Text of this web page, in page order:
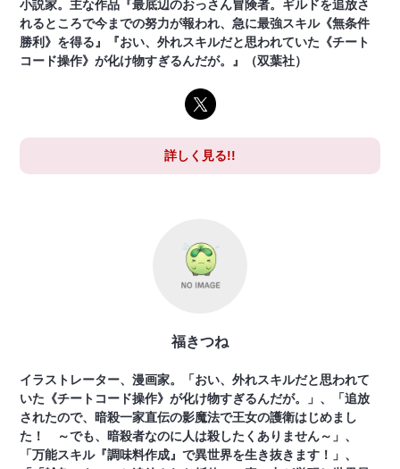
小説家。主な作品『最底辺のおっさん冒険者。ギルドを追放さ
れるところで今までの努力が報われ、急に最強スキル《無条件
勝利》を得る』『おい、外れスキルだと思われていた《チート
コード操作》が化け物すぎるんだが。』（双葉社）
詳しく見る!!
福きつね
イラストレーター、漫画家。「おい、外れスキルだと思われて
いた《チートコード操作》が化け物すぎるんだが。」、「追放
されたので、暗殺一家直伝の影魔法で王女の護衛はじめまし
た！ ～でも、暗殺者なのに人は殺したくありません～」、
「万能スキル『調味料作成』で異世界を生き抜きます！」、